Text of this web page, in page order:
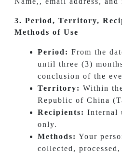
3. Period, Territory,
Methods of Use
Period: From the
until three (3)
conclusion of the
Territory: Within
Republic of China
Recipients: Internal
only.
Methods: Your
collected,